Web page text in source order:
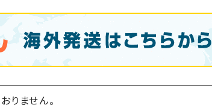
りません。